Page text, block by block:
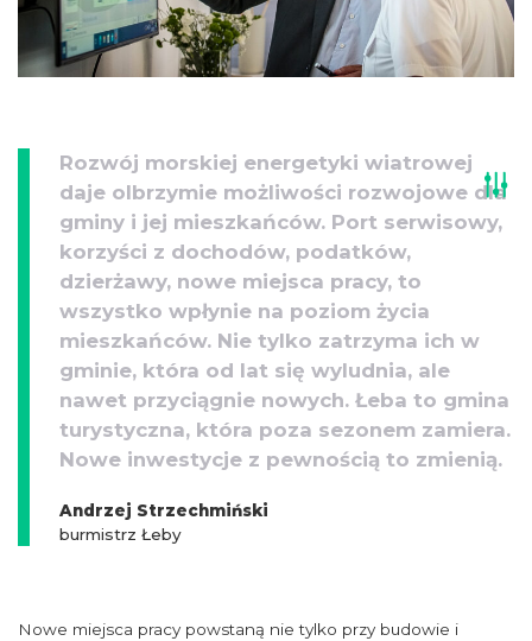
Rozwój morskiej energetyki wiatrowej
daje olbrzymie możliwości rozwojowe dla
gminy i jej mieszkańców. Port serwisowy,
korzyści z dochodów, podatków,
dzierżawy, nowe miejsca pracy, to
wszystko wpłynie na poziom życia
mieszkańców. Nie tylko zatrzyma ich w
gminie, która od lat się wyludnia, ale
nawet przyciągnie nowych. Łeba to gmina
turystyczna, która poza sezonem zamiera.
Nowe inwestycje z pewnością to zmienią.
Andrzej Strzechmiński
burmistrz Łeby
Nowe miejsca pracy powstaną nie tylko przy budowie i